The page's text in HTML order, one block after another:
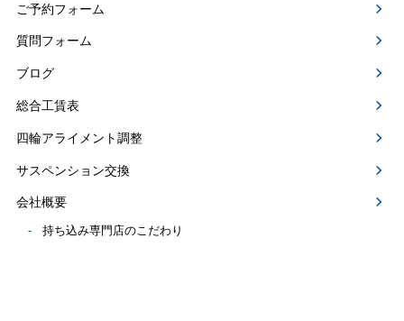
ご予約フォーム
質問フォーム
ブログ
総合工賃表
四輪アライメント調整
サスペンション交換
会社概要
持ち込み専門店のこだわり